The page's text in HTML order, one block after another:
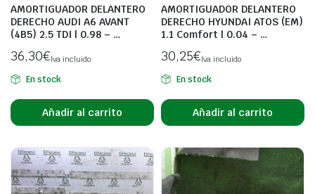
AMORTIGUADOR DELANTERO
DERECHO AUDI A6 AVANT
(4B5) 2.5 TDI | 0.98 – …
36,30€Iva incluido
En stock
Añadir al carrito
AMORTIGUADOR DELANTERO
DERECHO HYUNDAI ATOS (EM)
1.1 Comfort | 0.04 – …
30,25€Iva incluido
En stock
Añadir al carrito